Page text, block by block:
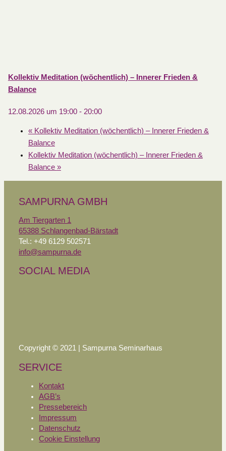
Kollektiv Meditation (wöchentlich) – Innerer Frieden &
Balance
12.08.2026 um 19:00- 20:00
«Kollektiv Meditation (wöchentlich) – Innerer Frieden &
Balance
Kollektiv Meditation (wöchentlich) – Innerer Frieden &
Balance »
SAMPURNA GMBH
Am Tiergarten 1
65388 Schlangenbad-Bärstadt
Tel.: +49 6129 502571
info@sampurna.de
SOCIAL MEDIA
Copyright © 2021 | Sampurna Seminarhaus
SERVICE
Kontakt
AGB’s
Pressebereich
Impressum
Datenschutz
Cookie Einstellung